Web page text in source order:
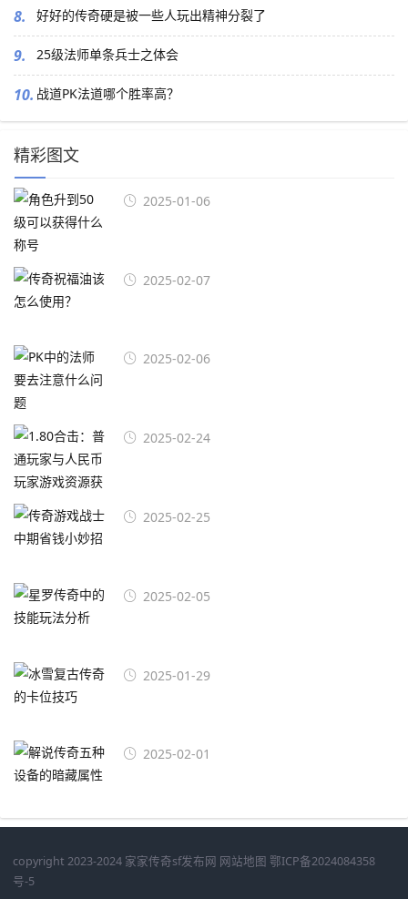
8. 好好的传奇硬是被一些人玩出精神分裂了
9. 25级法师单条兵士之体会
10. 战道PK法道哪个胜率高？
精彩图文
2025-01-06
2025-02-07
2025-02-06
2025-02-24
2025-02-25
2025-02-05
2025-01-29
2025-02-01
copyright 2023-2024 家家传奇sf发布网 网站地图 鄂ICP备2024084358
号-5